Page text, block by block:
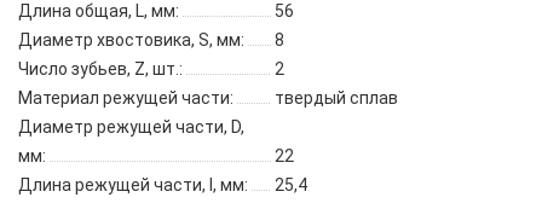
Длина общая, L, мм:
56
Диаметр хвостовика, S, мм:
8
Число зубьев, Z, шт.:
2
Материал режущей части:
твердый сплав
Диаметр режущей части, D,
мм:
22
Длина режущей части, l, мм:
25,4